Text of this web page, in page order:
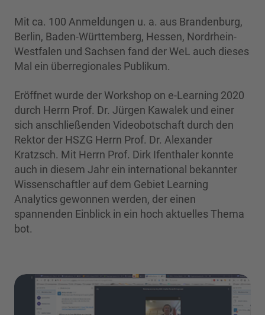
Mit ca. 100 Anmeldungen u. a. aus Brandenburg,
Berlin, Baden-Württemberg, Hessen, Nordrhein-
Westfalen und Sachsen fand der WeL auch dieses
Mal ein überregionales Publikum.
Eröffnet wurde der Workshop on e-Learning 2020
durch Herrn Prof. Dr. Jürgen Kawalek und einer
sich anschließenden Videobotschaft durch den
Rektor der HSZG Herrn Prof. Dr. Alexander
Kratzsch. Mit Herrn Prof. Dirk Ifenthaler konnte
auch in diesem Jahr ein international bekannter
Wissenschaftler auf dem Gebiet Learning
Analytics gewonnen werden, der einen
spannenden Einblick in ein hoch aktuelles Thema
bot.